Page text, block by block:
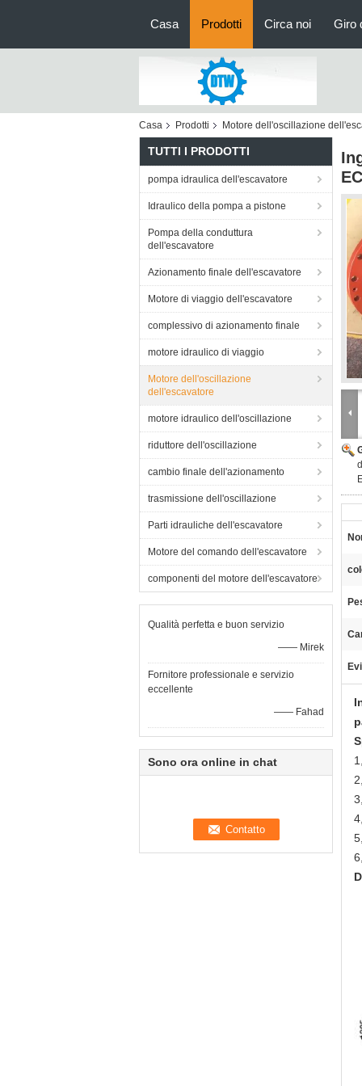
Casa Prodotti Circa noi Giro
Casa Prodotti Motore dell'oscillazione
TUTTI I PRODOTTI
pompa idraulica dell'escavatore
Idraulico della pompa a pistone
Pompa della conduttura
dell'escavatore
Azionamento finale dell'escavatore
Motore di viaggio dell'escavatore
complessivo di azionamento finale
motore idraulico di viaggio
Motore dell'oscillazione
dell'escavatore
motore idraulico dell'oscillazione
riduttore dell'oscillazione
cambio finale dell'azionamento
trasmissione dell'oscillazione
Parti idrauliche dell'escavatore
Motore del comando dell'escavatore
componenti del motore dell'escavatore
Qualità perfetta e buon servizio
—— Mirek
Fornitore professionale e servizio
eccellente
—— Fahad
Sono ora online in chat